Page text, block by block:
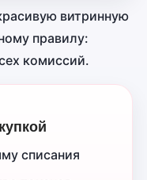
витринную
правилу:
комиссий.
списания